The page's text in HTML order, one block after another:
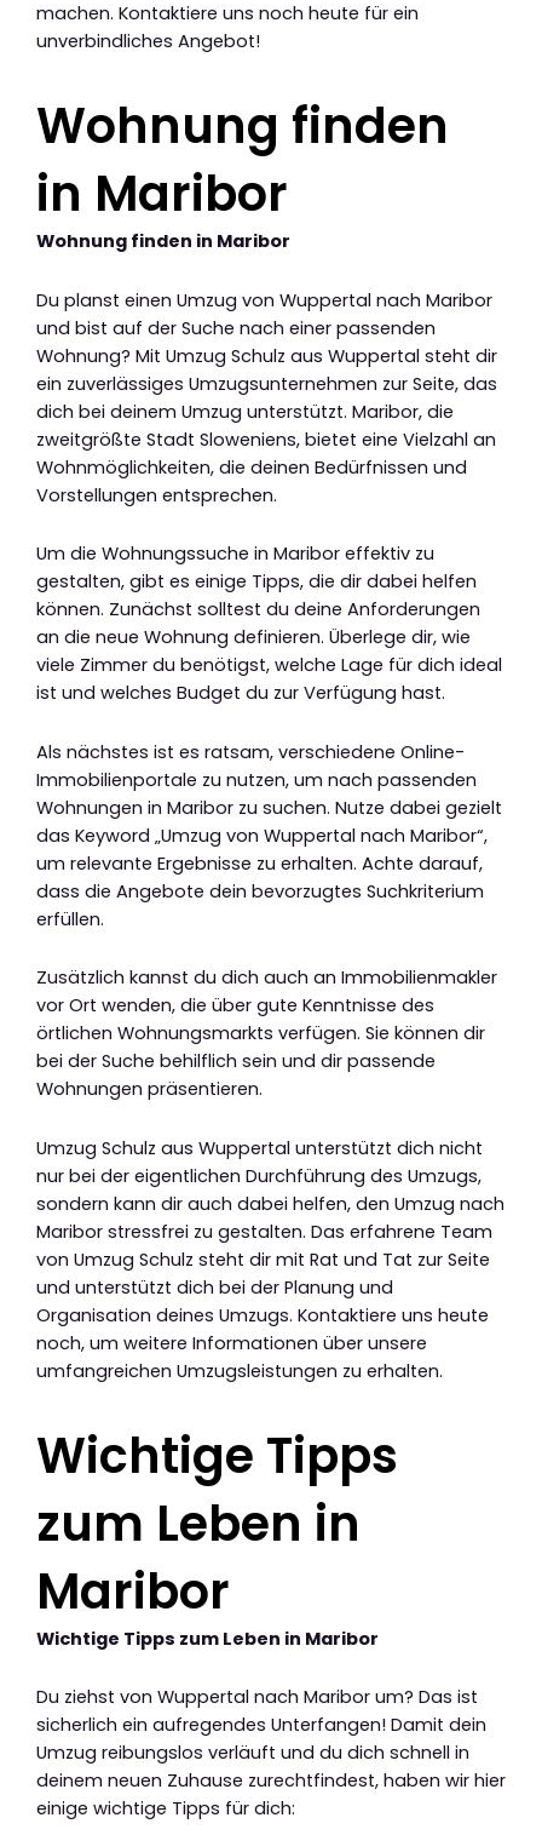
machen. Kontaktiere uns noch heute für ein
unverbindliches Angebot!
Wohnung finden
in Maribor
Wohnung finden in Maribor
Du planst einen Umzug von Wuppertal nach Maribor
und bist auf der Suche nach einer passenden
Wohnung? Mit Umzug Schulz aus Wuppertal steht dir
ein zuverlässiges Umzugsunternehmen zur Seite, das
dich bei deinem Umzug unterstützt. Maribor, die
zweitgrößte Stadt Sloweniens, bietet eine Vielzahl an
Wohnmöglichkeiten, die deinen Bedürfnissen und
Vorstellungen entsprechen.
Um die Wohnungssuche in Maribor effektiv zu
gestalten, gibt es einige Tipps, die dir dabei helfen
können. Zunächst solltest du deine Anforderungen
an die neue Wohnung definieren. Überlege dir, wie
viele Zimmer du benötigst, welche Lage für dich ideal
ist und welches Budget du zur Verfügung hast.
Als nächstes ist es ratsam, verschiedene Online-
Immobilienportale zu nutzen, um nach passenden
Wohnungen in Maribor zu suchen. Nutze dabei gezielt
das Keyword „Umzug von Wuppertal nach Maribor“,
um relevante Ergebnisse zu erhalten. Achte darauf,
dass die Angebote dein bevorzugtes Suchkriterium
erfüllen.
Zusätzlich kannst du dich auch an Immobilienmakler
vor Ort wenden, die über gute Kenntnisse des
örtlichen Wohnungsmarkts verfügen. Sie können dir
bei der Suche behilflich sein und dir passende
Wohnungen präsentieren.
Umzug Schulz aus Wuppertal unterstützt dich nicht
nur bei der eigentlichen Durchführung des Umzugs,
sondern kann dir auch dabei helfen, den Umzug nach
Maribor stressfrei zu gestalten. Das erfahrene Team
von Umzug Schulz steht dir mit Rat und Tat zur Seite
und unterstützt dich bei der Planung und
Organisation deines Umzugs. Kontaktiere uns heute
noch, um weitere Informationen über unsere
umfangreichen Umzugsleistungen zu erhalten.
Wichtige Tipps
zum Leben in
Maribor
Wichtige Tipps zum Leben in Maribor
Du ziehst von Wuppertal nach Maribor um? Das ist
sicherlich ein aufregendes Unterfangen! Damit dein
Umzug reibungslos verläuft und du dich schnell in
deinem neuen Zuhause zurechtfindest, haben wir hier
einige wichtige Tipps für dich: